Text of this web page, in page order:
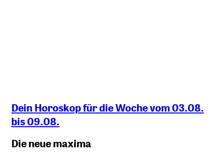
Dein Horoskop für die Woche vom 03.08.
bis 09.08.
Die neue maxima